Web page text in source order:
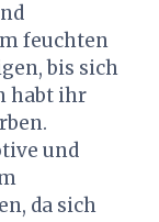
feuchten
bis sich
habt ihr
und
da sich